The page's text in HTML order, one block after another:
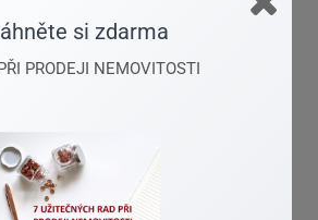
přístup. Plánujete takový
jistotu, že vše proběhne bez
a právních komplikací?
řešení pro vaši situaci.
si zdarma
PRODEJI NEMOVITOSTI